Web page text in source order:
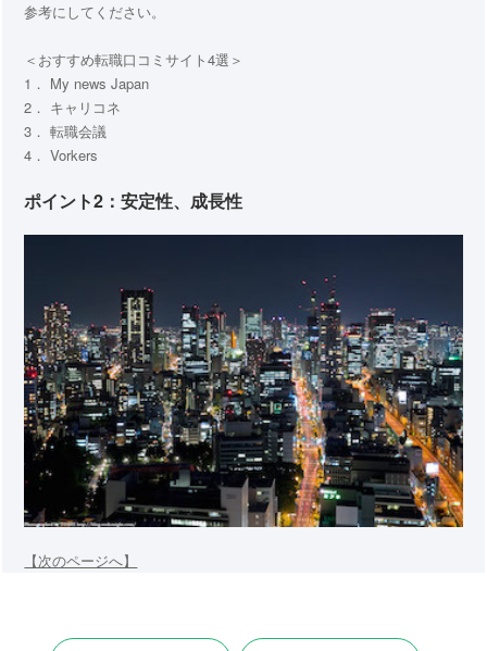
参考にしてください。
＜おすすめ転職口コミサイト4選＞
1． My news Japan
2． キャリコネ
3． 転職会議
4． Vorkers
ポイント2：安定性、成長性
【次のページへ】